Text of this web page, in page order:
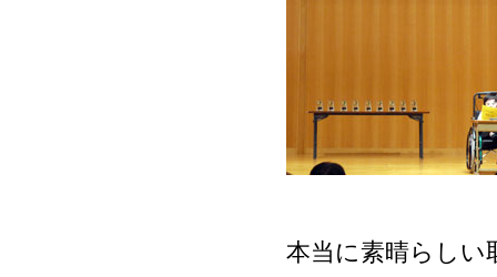
本当に素晴らしい